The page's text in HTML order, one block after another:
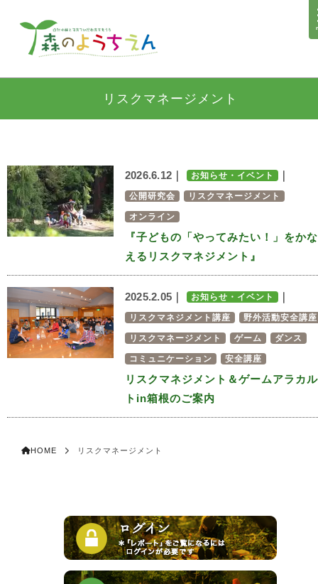
リスクマネージメント
2026.6.12｜ お知らせ・イベント
公開研究会 リスクマネージメント
オンライン
『子どもの「やってみたい！」をかな
えるリスクマネジメント』
2025.2.05｜ お知らせ・イベント
リスクマネジメント講座 野外活動安全講座
リスクマネージメント ゲーム ダンス
コミュニケーション 安全講座
リスクマネジメント＆ゲームアラカル
トin箱根のご案内
HOME リスクマネージメント